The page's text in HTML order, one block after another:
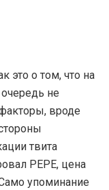
это о том, что на
не
вроде
твита
PEPE, цена
упоминание